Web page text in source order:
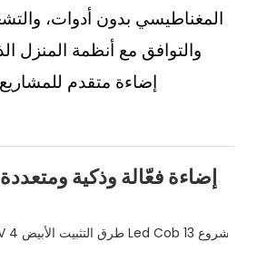
المغناطيسي بدون أدوات،
والتوافق مع أنظمة المنزل
إضاءة متقدم
إضاءة فعّالة وذكية